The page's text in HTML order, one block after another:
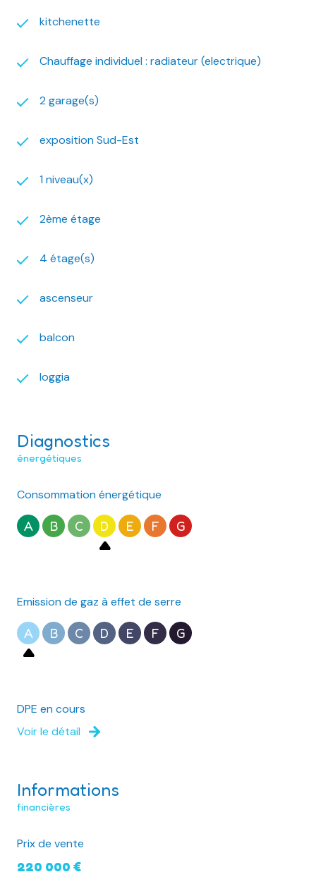
kitchenette
Chauffage individuel : radiateur (electrique)
2 garage(s)
exposition Sud-Est
1 niveau(x)
2ème étage
4 étage(s)
ascenseur
balcon
loggia
Diagnostics
énergétiques
Consommation énergétique
A B C D E F G
Emission de gaz à effet de serre
A B C D E F G
DPE en cours
Voir le détail
Informations
financières
Prix de vente
220 000 €